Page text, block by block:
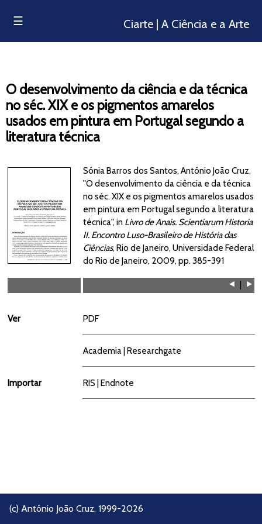
☰ Ciarte | A Ciência e a Arte
O desenvolvimento da ciência e da técnica
no séc. XIX e os pigmentos amarelos
usados em pintura em Portugal segundo a
literatura técnica
Sónia Barros dos Santos, António João Cruz,
"O desenvolvimento da ciência e da técnica
no séc. XIX e os pigmentos amarelos usados
em pintura em Portugal segundo a literatura
técnica", in Livro de Anais. Scientiarum Historia
II. Encontro Luso-Brasileiro de História das
Ciências, Rio de Janeiro, Universidade Federal
do Rio de Janeiro, 2009, pp. 385-391
⯇ | ⯈
Ver PDF
Academia|Researchgate
Importar RIS |Endnote
(c) António João Cruz, 1999-2026